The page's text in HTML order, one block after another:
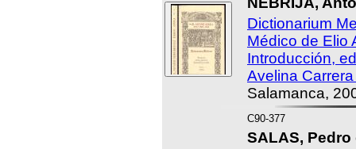
Dictionarium
Médico de Elio
Introducción,
Avelina
Salamanca,
C90-377
SALAS, Pedro